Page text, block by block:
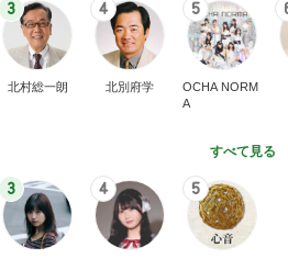
3
北村総一朗
4
北別府学
5
OCHA NORM
A
すべて見る
3 4 5